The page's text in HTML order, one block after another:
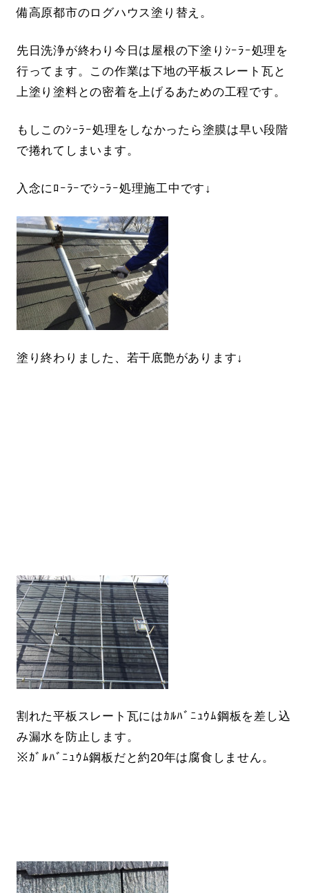
備高原都市のログハウス塗り替え。
先日洗浄が終わり今日は屋根の下塗りｼｰﾗｰ処理を
行ってます。この作業は下地の平板スレート瓦と
上塗り塗料との密着を上げるあための工程です。
もしこのｼｰﾗｰ処理をしなかったら塗膜は早い段階
で捲れてしまいます。
入念にﾛｰﾗｰでｼｰﾗｰ処理施工中です↓
塗り終わりました、若干底艶があります↓
割れた平板スレート瓦にはｶﾙﾊﾞﾆｭｳﾑ鋼板を差し込
み漏水を防止します。
※ｶﾞﾙﾊﾞﾆｭｳﾑ鋼板だと約20年は腐食しません。